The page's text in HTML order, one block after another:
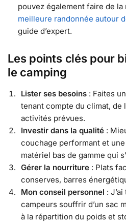
pouvez également faire de
meilleure randonnée autour
guide d’expert.
Les points clés pour
le camping
Lister ses besoins : Faites
tenant compte du climat, de
activités prévues.
Investir dans la qualité :
couchage performant et
matériel bas de gamme qui
Gérer la nourriture : Plats
conserves, barres
Mon conseil personnel :
campeurs souffrir d’un sac
à la répartition du poids et